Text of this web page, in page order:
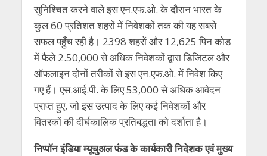
सुनिश्चित करने वाले इस एन.एफ.ओ. के दौरान भारत के
कुल 60 प्रतिशत शहरों में निवेशकों तक की यह सबसे
सफल पहुँच रही है। 2398 शहरों और 12,625 पिन कोड
में फैले 2.50,000 से अधिक निवेशकों द्वारा डिजिटल और
ऑफलाइन दोनों तरीकों से इस एन.एफ.ओ. में निवेश किए
गए हैं। एस.आई.पी. के लिए 53,000 से अधिक आवेदन
प्राप्त हुए, जो इस उत्पाद के लिए कई निवेशकों और
वितरकों की दीर्घकालिक प्रतिबद्धता को दर्शाता है।
निप्पॉन इंडिया म्यूचुअल फंड के कार्यकारी निदेशक एवं मुख्य